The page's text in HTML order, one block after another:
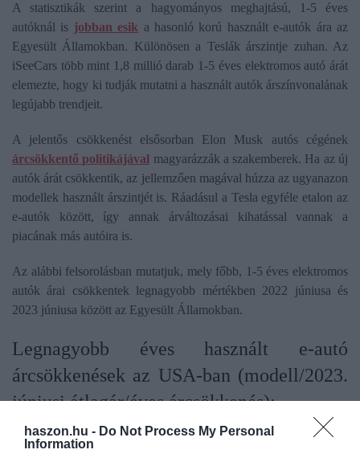
haszon.hu - Do Not Process My Personal
Information
A statisztikák szerint a hagyományos meghajtású, 1-5 éves
autóknál is jobban esik a hasonló korú használt e-autók ára az
Egyesült Államokban. Különösen a Teslák árszintje zuhan. Az
iSeeCars több mint 1,8 millió darab 1-5 éves elektromos autó árát
elemezte, hogy ki tudják mutatni a használt autók árszínvonalának
legújabb trendjeit.
A jelentős csökkenést elsősorban Elon Musk autós cégének
árcsökkentő politikájával magyarázzák a szakemberek. Ha az új
autók árát csökkentik, az jellemzően magával húzza az ugyanazon
modellek használt árszintjét is. Ráadásul a Tesla egyféle etalon az
e-autók között, így annak árváltozásai kihatással vannak a
piacának más autóira is.
Az alábbi felsorolásban mutatjuk, mely főbb, 1-5 éves elektromos
autók árai csökkentek legnagyobb mértékben 2022 júniusa és
2023 júniusa között az Egyesült Államokban.
Legnagyobb éves használt e-autó
árcsökkenések az USA-ban (modell/2023.
júniusi átlagár/éves árcsökkenés):
Tesla Model 3 37 023 dollár -30.5%